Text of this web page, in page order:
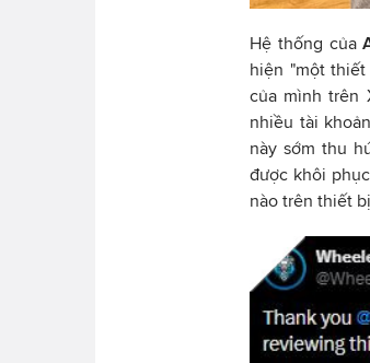
Hệ thống của
hiện "một
của mình trên
nhiều tài
này sớm thu
được khôi
nào trên thiết